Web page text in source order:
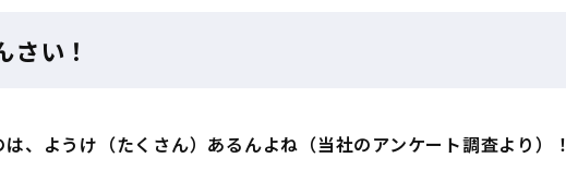
い！
、ようけ（たくさん）あるんよね（当社のアンケート調査より）！